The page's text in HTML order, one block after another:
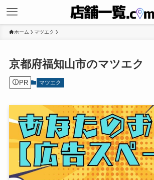
ホーム マツエク
京都府福知山市のマツエク
PR マツエク